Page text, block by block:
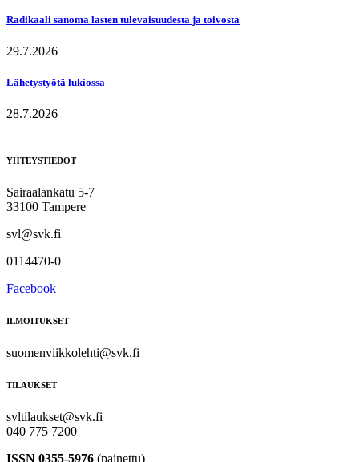
Radikaali sanoma lasten tulevaisuudesta ja toivosta
29.7.2026
Lähetystyötä lukiossa
28.7.2026
YHTEYSTIEDOT
Sairaalankatu 5-7
33100 Tampere
svl@svk.fi
0114470-0
Facebook
ILMOITUKSET
suomenviikkolehti@svk.fi
TILAUKSET
svltilaukset@svk.fi
040 775 7200
ISSN 0355-5976 (painettu)